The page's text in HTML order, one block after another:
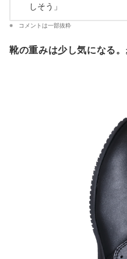
しそう」
コメントは一部抜粋
靴の重みは少し気になる